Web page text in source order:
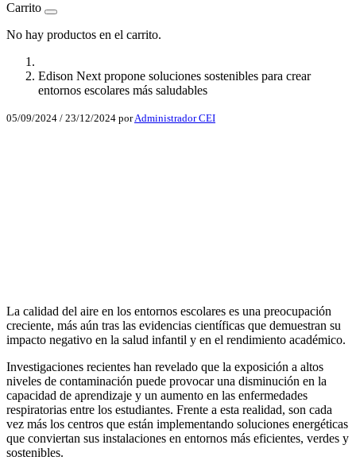
Carrito
No hay productos en el carrito.
Edison Next propone soluciones sostenibles para crear
entornos escolares más saludables
05/09/2024 / 23/12/2024 porAdministrador CEI
La calidad del aire en los entornos escolares es una preocupación
creciente, más aún tras las evidencias científicas que demuestran su
impacto negativo en la salud infantil y en el rendimiento académico.
Investigaciones recientes han revelado que la exposición a altos
niveles de contaminación puede provocar una disminución en la
capacidad de aprendizaje y un aumento en las enfermedades
respiratorias entre los estudiantes. Frente a esta realidad, son cada
vez más los centros que están implementando soluciones energéticas
que conviertan sus instalaciones en entornos más eficientes, verdes y
sostenibles.